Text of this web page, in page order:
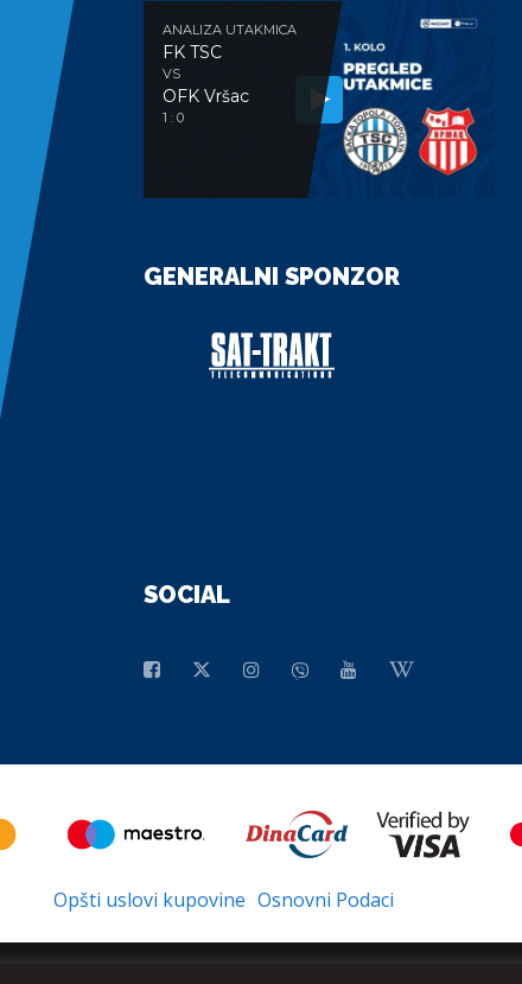
ANALIZA UTAKMICA
FK TSC
VS
OFK Vršac
1 : 0
GENERALNI SPONZOR
SOCIAL
Opšti uslovi kupovine Osnovni Podaci